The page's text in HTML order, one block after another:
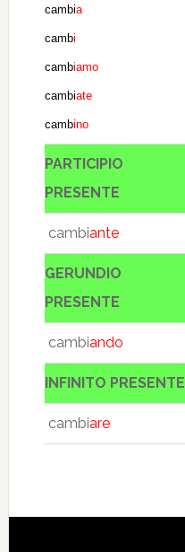
cambia
cambi
cambiamo
cambiate
cambino
PARTICIPIO
PRESENTE
cambiante
GERUNDIO
PRESENTE
cambiando
INFINITO PRESENTE
cambiare